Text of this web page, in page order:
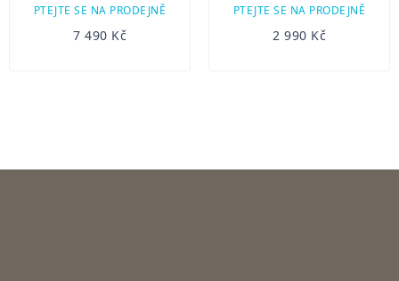
PTEJTE SE NA PRODEJNĚ
7 490 Kč
PTEJTE SE NA PRODEJNĚ
2 990 Kč